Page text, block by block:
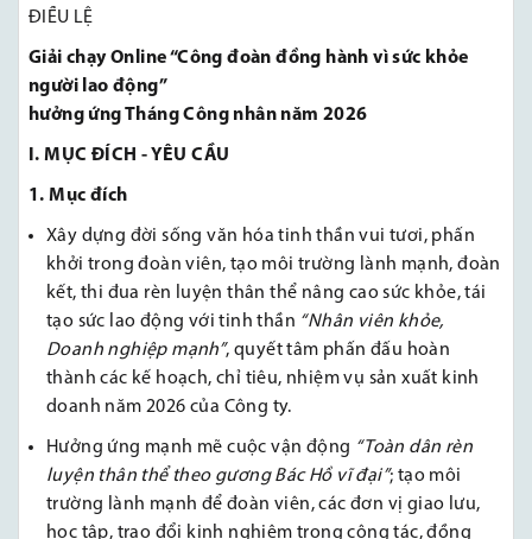
ĐIỀU LỆ
Giải chạy Online “Công đoàn đồng hành vì sức khỏe
người lao động”
hưởng ứng Tháng Công nhân năm 2026
I. MỤC ĐÍCH - YÊU CẦU
1. Mục đích
Xây dựng đời sống văn hóa tinh thần vui tươi, phấn
khởi trong đoàn viên, tạo môi trường lành mạnh, đoàn
kết, thi đua rèn luyện thân thể nâng cao sức khỏe, tái
tạo sức lao động với tinh thần “Nhân viên khỏe,
Doanh nghiệp mạnh”, quyết tâm phấn đấu hoàn
thành các kế hoạch, chỉ tiêu, nhiệm vụ sản xuất kinh
doanh năm 2026 của Công ty.
Hưởng ứng mạnh mẽ cuộc vận động “Toàn dân rèn
luyện thân thể theo gương Bác Hồ vĩ đại”; tạo môi
trường lành mạnh để đoàn viên, các đơn vị giao lưu,
học tập, trao đổi kinh nghiệm trong công tác, đồng